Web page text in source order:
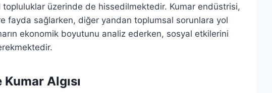
topluluklar üzerinde de hissedilmektedir. Kumar endüstrisi,
fayda sağlarken, diğer yandan toplumsal sorunlara yol
ekonomik boyutunu analiz ederken, sosyal etkilerini
Algısı